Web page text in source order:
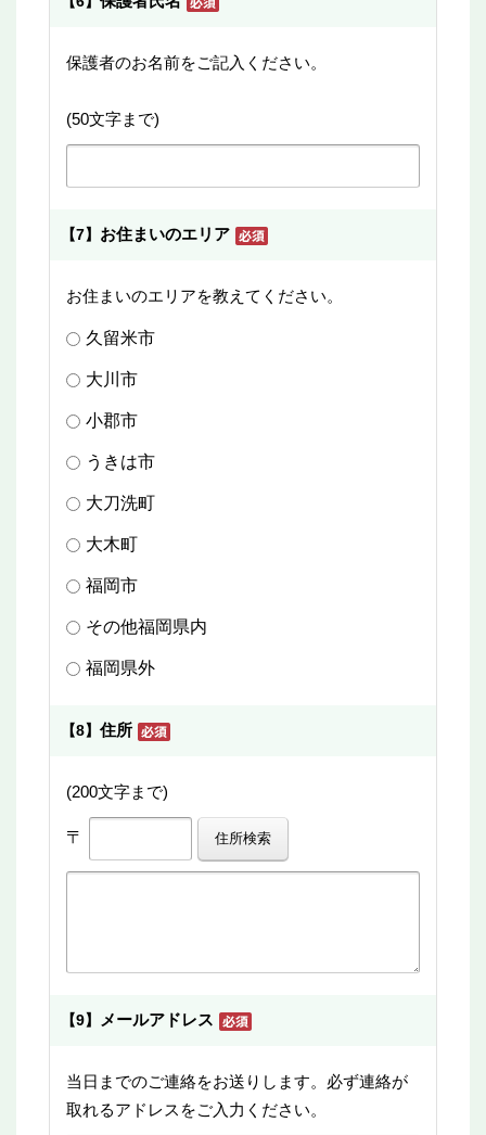
保護者のお名前をご記入ください。
(50文字まで)
【7】 お住まいのエリア
お住まいのエリアを教えてください。
久留米市
大川市
小郡市
うきは市
大刀洗町
大木町
福岡市
その他福岡県内
福岡県外
【8】 住所
(200文字まで)
〒
【9】 メールアドレス
当日までのご連絡をお送りします。必ず連絡が
取れるアドレスをご入力ください。